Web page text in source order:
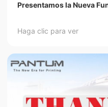
Presentamos la Nueva
Haga clic para ver